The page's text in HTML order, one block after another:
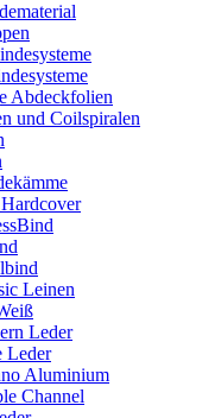
Abdeckfolien
und Coilspiralen
Leinen
Leder
Leder
Aluminium
Channel